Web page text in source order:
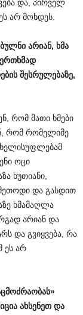
და, პირველ
არ მოხდეს.
არიან, ხმა
ერთხმად
შესრულებაზე,
რომ მათი ხმები
რომ რომელიმე
ხელისუფლებამ
ოცი
ხუთიანი,
მეთოდი და გასდით
ხმამაღლა
არიან და
და გვიყვება, რა
ეს არ
»
ახსენეთ და